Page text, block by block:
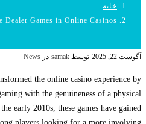
خانه
Dealer Games in Online Casinos
آگوست 22, 2025 توسط samak در News
the online casino experience by
with the genuineness of a physical
early 2010s, these games have gained